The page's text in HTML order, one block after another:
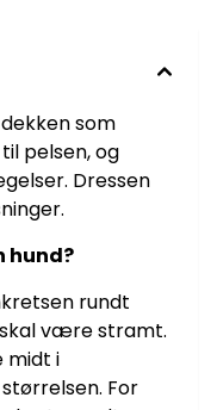
som
pelsen, og
Dressen
hund?
rundt
være stramt.
midt i
For